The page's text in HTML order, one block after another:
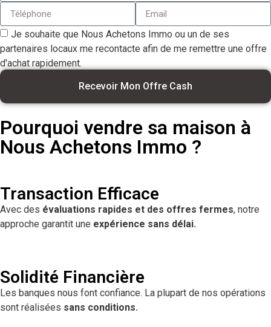
Je souhaite que Nous Achetons Immo ou un de ses
partenaires locaux me recontacte afin de me remettre une offre
d'achat rapidement.
Recevoir Mon Offre Cash
Pourquoi vendre sa maison à
Nous Achetons Immo ?
Transaction Efficace
Avec des évaluations rapides et des offres fermes, notre
approche garantit une expérience sans délai.
Solidité Financière
Les banques nous font confiance. La plupart de nos opérations
sont réalisées sans conditions.